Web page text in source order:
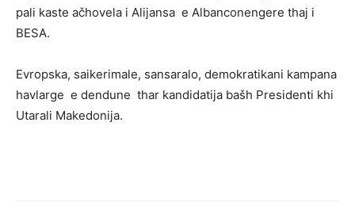
pali kaste ačhovela i Alijansa e Albanconengere thaj i
BESA.
Evropska, saikerimale, sansaralo, demokratikani kampana
havlarge e dendune thar kandidatija bašh Presidenti khi
Utarali Makedonija.